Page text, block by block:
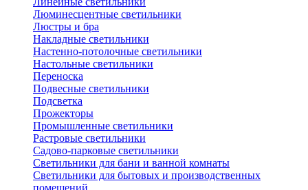
Люминесцентные светильники
Люстры и бра
Накладные светильники
Настенно-потолочные светильники
Настольные светильники
Переноска
Подвесные светильники
Подсветка
Прожекторы
Промышленные светильники
Растровые светильники
Садово-парковые светильники
Светильники для бани и ванной комнаты
Светильники для бытовых и производственных
помещений